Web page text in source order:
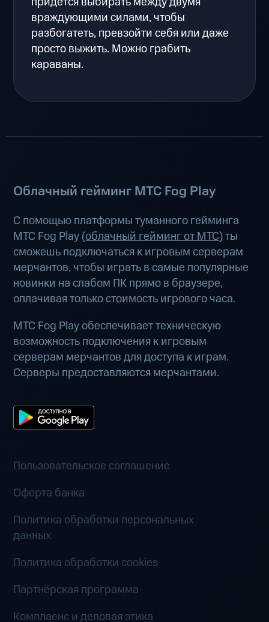
враждующими силами, чтобы
разбогатеть, превзойти себя или даже
просто выжить. Можно грабить
караваны.
Облачный гейминг МТС Fog Play
С помощью платформы туманного гейминга
МТС Fog Play (облачный гейминг от МТС) ты
сможешь подключаться к игровым серверам
мерчантов, чтобы играть в самые популярные
новинки на слабом ПК прямо в браузере,
оплачивая только стоимость игрового часа.
МТС Fog Play обеспечивает техническую
возможность подключения к игровым
серверам мерчантов для доступа к играм.
Серверы предоставляются мерчантами.
Пользовательское соглашение
Оферта банка
Политика обработки персональных
данных
Политика обработки cookies
Партнёрская программа
Комплаенс и деловая этика